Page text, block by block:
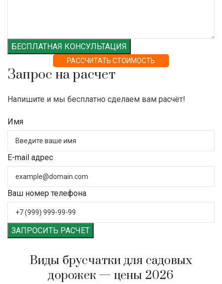
БЕСПЛАТНАЯ КОНСУЛЬТАЦИЯ
РАССЧИТАТЬ СТОИМОСТЬ
Запрос на расчет
Напишите и мы бесплатно сделаем вам расчёт!
Имя
E-mail адрес
Ваш номер телефона
ЗАПРОСИТЬ РАСЧЕТ
Виды брусчатки для садовых
дорожек — цены 2026